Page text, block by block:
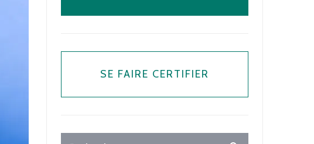
SE FAIRE CERTIFIER